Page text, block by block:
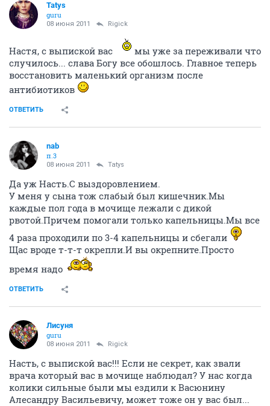
Tatys
guru
08 июня 2011 Rigick
Настя, с выпиской вас
мы уже за переживали что
случилось... слава Богу все обошлось. Главное теперь
восстановить маленький организм после
антибиотиков
ОТВЕТИТЬ
nab
п.3
08 июня 2011 Tatys
Да уж Насть.С выздоровлением.
У меня у сына тож слабый был кишечник.Мы
каждые пол года в мочище лежали с дикой
рвотой.Причем помогали только капельницы.Мы все
4 раза проходили по 3-4 капельницы и сбегали
Щас вроде т-т-т окрепли.И вы окрепните.Просто
время надо
ОТВЕТИТЬ
Лисуня
guru
08 июня 2011 Rigick
Насть, с выпиской вас!!! Если не секрет, как звали
врача который вас в мочище наблюдал? У нас когда
колики сильные были мы ездили к Васюнину
Алесандру Васильевичу, может тоже он у вас был...